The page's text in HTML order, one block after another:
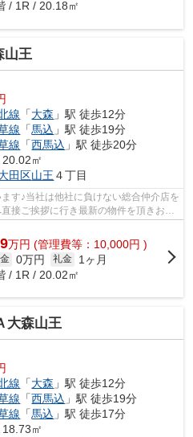
/ 1R / 20.18㎡
山王
線 「大森 」駅 徒歩12分
線 「馬込 」駅 徒歩19分
線 「西馬込 」駅 徒歩20分
㎡
田区山王 ４丁目
す♪当社は他社に負けない総合仲介店を
接ご挨拶に行き最新の物件を頂きお客
万円 (管理費等：10,000円 )
0万円 礼金
1ヶ月
/ 1R / 20.02㎡
大森山王
線 「大森 」駅 徒歩12分
線 「西馬込 」駅 徒歩19分
線 「馬込 」駅 徒歩17分
㎡